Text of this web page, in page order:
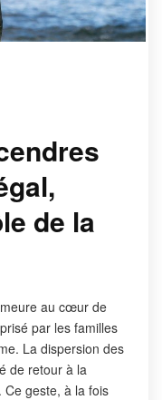
de la
au cœur de
par les familles
La dispersion des
de retour à la
Ce geste, à la fois